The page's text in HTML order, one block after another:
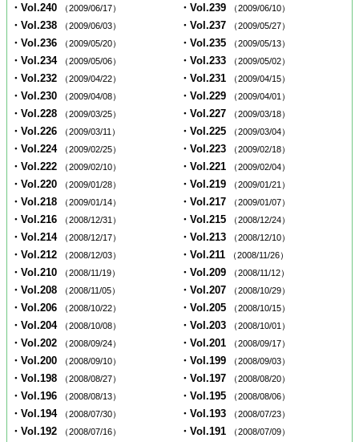
・Vol.240 （2009/06/17） ・Vol.239 （2009/06/10）
・Vol.238 （2009/06/03） ・Vol.237 （2009/05/27）
・Vol.236 （2009/05/20） ・Vol.235 （2009/05/13）
・Vol.234 （2009/05/06） ・Vol.233 （2009/05/02）
・Vol.232 （2009/04/22） ・Vol.231 （2009/04/15）
・Vol.230 （2009/04/08） ・Vol.229 （2009/04/01）
・Vol.228 （2009/03/25） ・Vol.227 （2009/03/18）
・Vol.226 （2009/03/11） ・Vol.225 （2009/03/04）
・Vol.224 （2009/02/25） ・Vol.223 （2009/02/18）
・Vol.222 （2009/02/10） ・Vol.221 （2009/02/04）
・Vol.220 （2009/01/28） ・Vol.219 （2009/01/21）
・Vol.218 （2009/01/14） ・Vol.217 （2009/01/07）
・Vol.216 （2008/12/31） ・Vol.215 （2008/12/24）
・Vol.214 （2008/12/17） ・Vol.213 （2008/12/10）
・Vol.212 （2008/12/03） ・Vol.211 （2008/11/26）
・Vol.210 （2008/11/19） ・Vol.209 （2008/11/12）
・Vol.208 （2008/11/05） ・Vol.207 （2008/10/29）
・Vol.206 （2008/10/22） ・Vol.205 （2008/10/15）
・Vol.204 （2008/10/08） ・Vol.203 （2008/10/01）
・Vol.202 （2008/09/24） ・Vol.201 （2008/09/17）
・Vol.200 （2008/09/10） ・Vol.199 （2008/09/03）
・Vol.198 （2008/08/27） ・Vol.197 （2008/08/20）
・Vol.196 （2008/08/13） ・Vol.195 （2008/08/06）
・Vol.194 （2008/07/30） ・Vol.193 （2008/07/23）
・Vol.192 （2008/07/16） ・Vol.191 （2008/07/09）